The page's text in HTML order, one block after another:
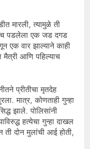
मारली, त्यामुळे ती
पडलेला एक जड दगड
एक वार झाल्याने काही
आणि पहिल्याच
प्रीतीचा मृतदेह
मात्र, कोणताही गुन्हा
झाले. पोलिसांनी
हत्येचा गुन्हा दाखल
दोन मुलांची आई होती,